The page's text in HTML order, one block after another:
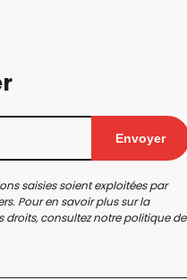
Envoyer
saisies soient exploitées par
Pour en savoir plus sur la
droits, consultez notrepolitique de